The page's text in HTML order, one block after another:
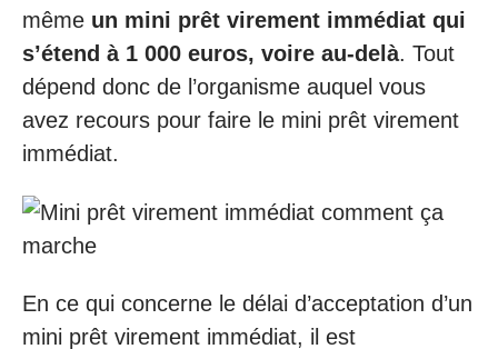
même un mini prêt virement immédiat qui
s’étend à 1 000 euros, voire au-delà. Tout
dépend donc de l’organisme auquel vous
avez recours pour faire le mini prêt virement
immédiat.
En ce qui concerne le délai d’acceptation d’un
mini prêt virement immédiat, il est